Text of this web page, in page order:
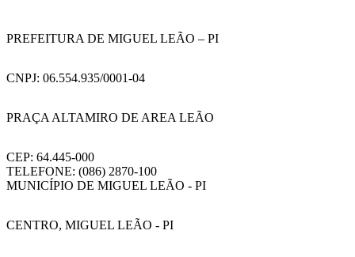
PREFEITURA DE MIGUEL LEÃO – PI
CNPJ: 06.554.935/0001-04
PRAÇA ALTAMIRO DE AREA LEÃO
CEP: 64.445-000
TELEFONE: (086) 2870-100
MUNICÍPIO DE MIGUEL LEÃO - PI
CENTRO, MIGUEL LEÃO - PI